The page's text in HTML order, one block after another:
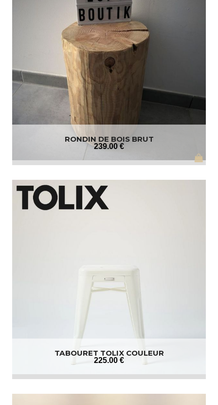
RONDIN DE BOIS BRUT
239.00 €
TABOURET TOLIX COULEUR
225.00 €